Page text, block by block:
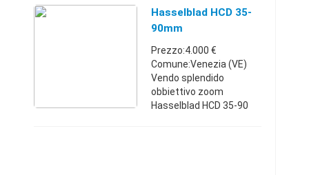
da foto , completo di
istruzioni , cd , c ...
Hasselblad HCD 35-
90mm
Prezzo:4.000 €
Comune:Venezia (VE)
Vendo splendido
obbiettivo zoom
Hasselblad HCD 35-90